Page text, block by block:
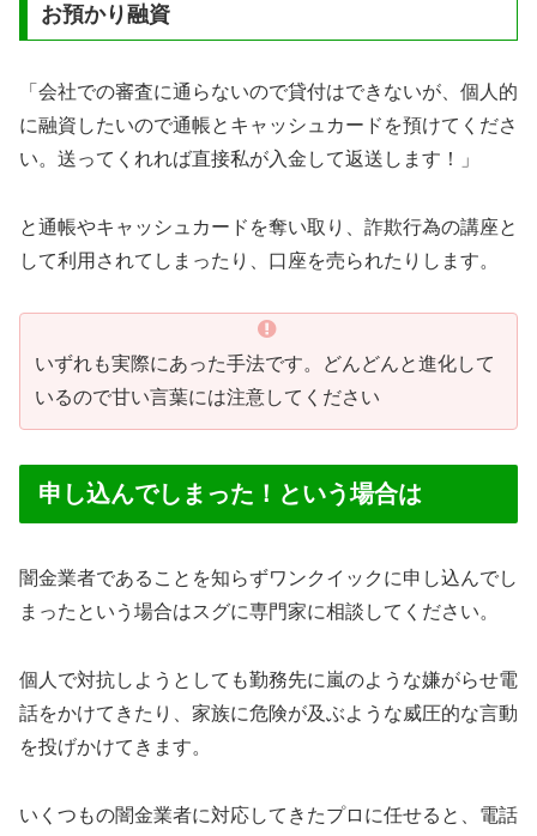
お預かり融資
「会社での審査に通らないので貸付はできないが、個人的
に融資したいので通帳とキャッシュカードを預けてくださ
い。送ってくれれば直接私が入金して返送します！」
と通帳やキャッシュカードを奪い取り、詐欺行為の講座と
して利用されてしまったり、口座を売られたりします。
いずれも実際にあった手法です。どんどんと進化して
いるので甘い言葉には注意してください
申し込んでしまった！という場合は
闇金業者であることを知らずワンクイックに申し込んでし
まったという場合はスグに専門家に相談してください。
個人で対抗しようとしても勤務先に嵐のような嫌がらせ電
話をかけてきたり、家族に危険が及ぶような威圧的な言動
を投げかけてきます。
いくつもの闇金業者に対応してきたプロに任せると、電話